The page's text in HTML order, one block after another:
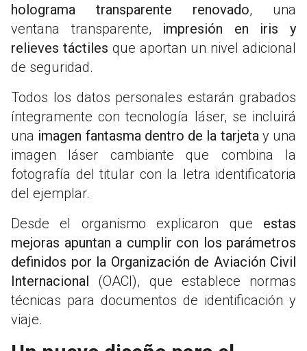
holograma transparente renovado, una
ventana transparente, impresión en iris y
relieves táctiles que aportan un nivel adicional
de seguridad.
Todos los datos personales estarán grabados
íntegramente con tecnología láser, se incluirá
una imagen fantasma dentro de la tarjeta y una
imagen láser cambiante que combina la
fotografía del titular con la letra identificatoria
del ejemplar.
Desde el organismo explicaron que estas
mejoras apuntan a cumplir con los parámetros
definidos por la Organización de Aviación Civil
Internacional (OACI), que establece normas
técnicas para documentos de identificación y
viaje.